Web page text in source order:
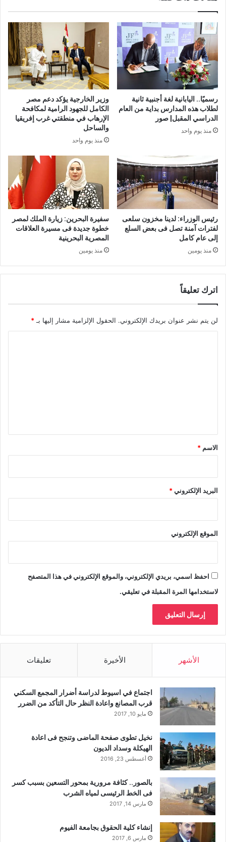
رسميًا.. اليابانية لغة أجنبية ثانية
لطلاب هذه المدارس بداية من العام
الدراسي المقبل| صور
منذ يوم واحد
وزير الخارجية يؤكد دعم مصر
الكامل للجهود الرامية لمكافحة
الإرهاب في منطقتي غرب إفريقيا
والساحل
منذ يوم واحد
رئيس الوزراء: لدينا مخزون سلعى
لفترات آمنة تصل فى بعض السلع
إلى عام كامل
منذ يومين
سفيرة البحرين: زيارة الملك لمصر
خطوة جديدة فى مسيرة العلاقات
المصرية البحرينية
منذ يومين
اترك تعليقاً
لن يتم نشر عنوان بريدك الإلكتروني. الحقول الإلزامية مشار إليها بـ *
*
الاسم *
البريد الإلكتروني*
الموقع الإلكتروني
احفظ اسمي، بريدي الإلكتروني، والموقع الإلكتروني في هذا المتصفح
لاستخدامها المرة المقبلة في تعليقي.
الأشهر الأخيرة تعليقات
اجتماع في اسيوط لدراسة أضرار المجمع السكني
قرب المصانع واعادة النظر حال التأكد من الضرر
مايو 10, 2017
نخيل تطوى صفحة الماضى وتنجح فى اعادة
الهيكلة وسداد الديون
أغسطس 23, 2016
بالصور.. كثافة مرورية بمحور التسعين بسبب كسر
فى الخط الرئيسى لمياه الشرب
مارس 14, 2017
إنشاء كلية الحقوق بجامعة الفيوم
مارس 6, 2017